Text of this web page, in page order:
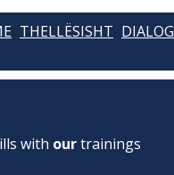
THELLËSISHT DIALOG
with ourtrainings